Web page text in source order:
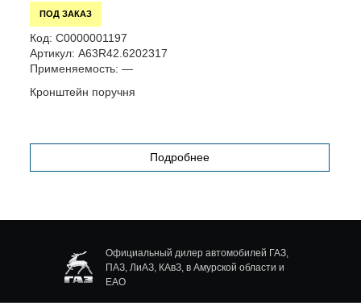
ПОД ЗАКАЗ
Код: С0000001197
Артикул: A63R42.6202317
Применяемость: —
Кронштейн поручня
Подробнее
Официальный дилер автомобилей ГАЗ,
ПАЗ, ЛиАЗ, КАвЗ, в Амурской области и
ЕАО